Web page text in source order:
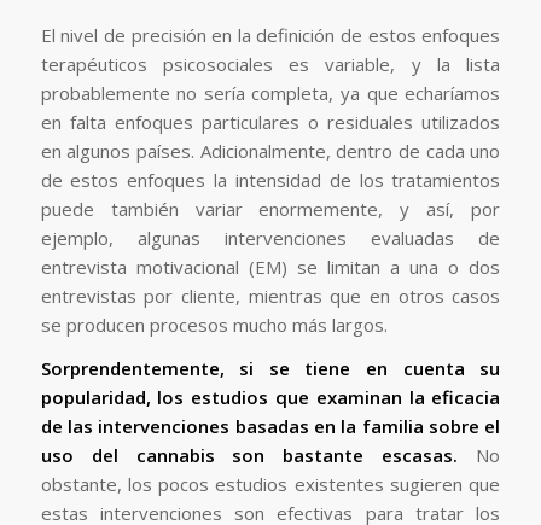
El nivel de precisión en la definición de estos enfoques
terapéuticos psicosociales es variable, y la lista
probablemente no sería completa, ya que echaríamos
en falta enfoques particulares o residuales utilizados
en algunos países. Adicionalmente, dentro de cada uno
de estos enfoques la intensidad de los tratamientos
puede también variar enormemente, y así, por
ejemplo, algunas intervenciones evaluadas de
entrevista motivacional (EM) se limitan a una o dos
entrevistas por cliente, mientras que en otros casos
se producen procesos mucho más largos.
Sorprendentemente, si se tiene en cuenta su
popularidad, los estudios que examinan la eficacia
de las intervenciones basadas en la familia sobre el
uso del cannabis son bastante escasas. No
obstante, los pocos estudios existentes sugieren que
estas intervenciones son efectivas para tratar los